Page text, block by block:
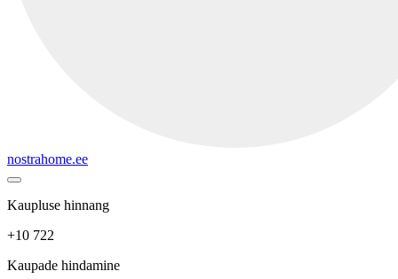
nostrahome.ee
Kaupluse hinnang
+10 722
Kaupade hindamine